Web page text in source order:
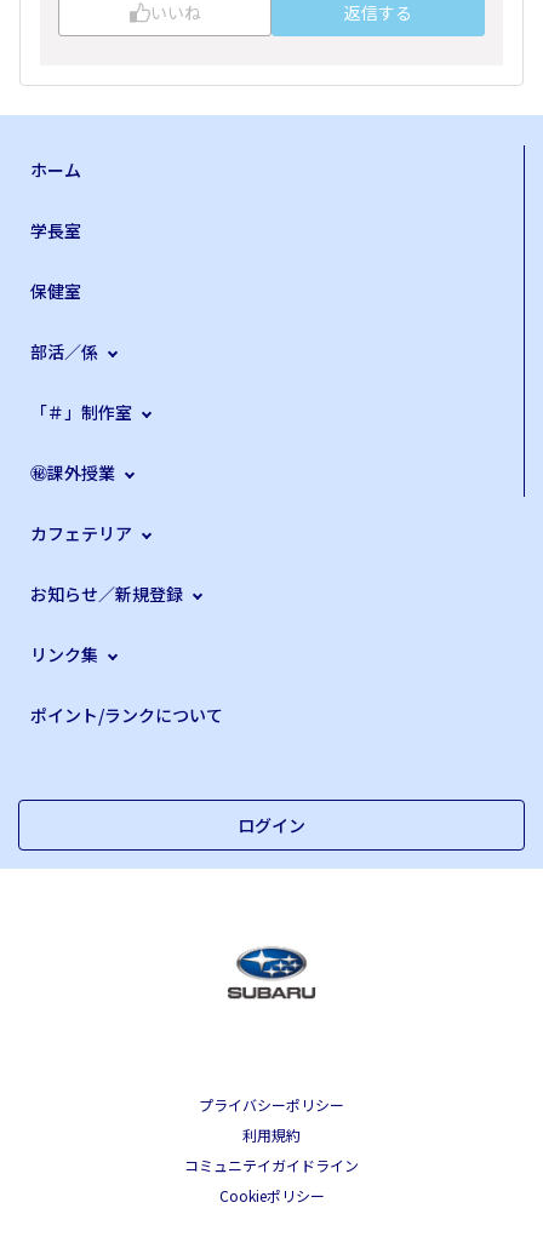
いいね 返信する
ホーム
学長室
保健室
部活／係
「＃」制作室
㊙課外授業
カフェテリア
お知らせ／新規登録
リンク集
ポイント/ランクについて
ログイン
プライバシーポリシー
利用規約
コミュニテイガイドライン
Cookieポリシー